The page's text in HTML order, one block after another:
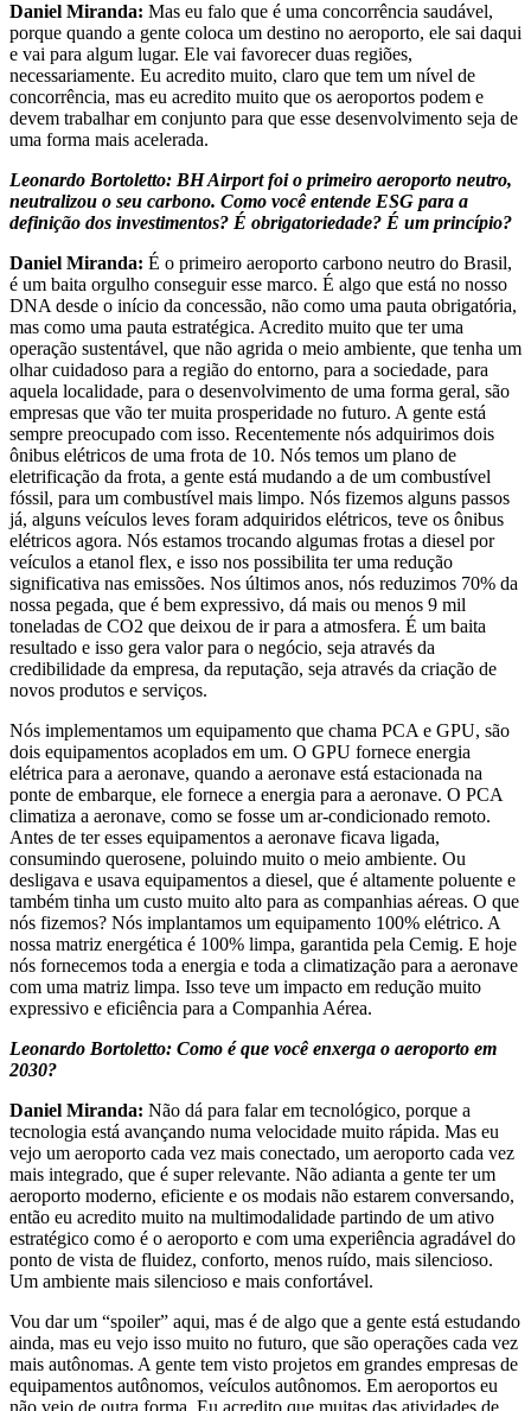
Daniel Miranda: Mas eu falo que é uma concorrência saudável,
porque quando a gente coloca um destino no aeroporto, ele sai daqui
e vai para algum lugar. Ele vai favorecer duas regiões,
necessariamente. Eu acredito muito, claro que tem um nível de
concorrência, mas eu acredito muito que os aeroportos podem e
devem trabalhar em conjunto para que esse desenvolvimento seja de
uma forma mais acelerada.
Leonardo Bortoletto: BH Airport foi o primeiro aeroporto neutro,
neutralizou o seu carbono. Como você entende ESG para a
definição dos investimentos? É obrigatoriedade? É um princípio?
Daniel Miranda: É o primeiro aeroporto carbono neutro do Brasil,
é um baita orgulho conseguir esse marco. É algo que está no nosso
DNA desde o início da concessão, não como uma pauta obrigatória,
mas como uma pauta estratégica. Acredito muito que ter uma
operação sustentável, que não agrida o meio ambiente, que tenha um
olhar cuidadoso para a região do entorno, para a sociedade, para
aquela localidade, para o desenvolvimento de uma forma geral, são
empresas que vão ter muita prosperidade no futuro. A gente está
sempre preocupado com isso. Recentemente nós adquirimos dois
ônibus elétricos de uma frota de 10. Nós temos um plano de
eletrificação da frota, a gente está mudando a de um combustível
fóssil, para um combustível mais limpo. Nós fizemos alguns passos
já, alguns veículos leves foram adquiridos elétricos, teve os ônibus
elétricos agora. Nós estamos trocando algumas frotas a diesel por
veículos a etanol flex, e isso nos possibilita ter uma redução
significativa nas emissões. Nos últimos anos, nós reduzimos 70% da
nossa pegada, que é bem expressivo, dá mais ou menos 9 mil
toneladas de CO2 que deixou de ir para a atmosfera. É um baita
resultado e isso gera valor para o negócio, seja através da
credibilidade da empresa, da reputação, seja através da criação de
novos produtos e serviços.
Nós implementamos um equipamento que chama PCA e GPU, são
dois equipamentos acoplados em um. O GPU fornece energia
elétrica para a aeronave, quando a aeronave está estacionada na
ponte de embarque, ele fornece a energia para a aeronave. O PCA
climatiza a aeronave, como se fosse um ar-condicionado remoto.
Antes de ter esses equipamentos a aeronave ficava ligada,
consumindo querosene, poluindo muito o meio ambiente. Ou
desligava e usava equipamentos a diesel, que é altamente poluente e
também tinha um custo muito alto para as companhias aéreas. O que
nós fizemos? Nós implantamos um equipamento 100% elétrico. A
nossa matriz energética é 100% limpa, garantida pela Cemig. E hoje
nós fornecemos toda a energia e toda a climatização para a aeronave
com uma matriz limpa. Isso teve um impacto em redução muito
expressivo e eficiência para a Companhia Aérea.
Leonardo Bortoletto: Como é que você enxerga o aeroporto em
2030?
Daniel Miranda: Não dá para falar em tecnológico, porque a
tecnologia está avançando numa velocidade muito rápida. Mas eu
vejo um aeroporto cada vez mais conectado, um aeroporto cada vez
mais integrado, que é super relevante. Não adianta a gente ter um
aeroporto moderno, eficiente e os modais não estarem conversando,
então eu acredito muito na multimodalidade partindo de um ativo
estratégico como é o aeroporto e com uma experiência agradável do
ponto de vista de fluidez, conforto, menos ruído, mais silencioso.
Um ambiente mais silencioso e mais confortável.
Vou dar um “spoiler” aqui, mas é de algo que a gente está estudando
ainda, mas eu vejo isso muito no futuro, que são operações cada vez
mais autônomas. A gente tem visto projetos em grandes empresas de
equipamentos autônomos, veículos autônomos. Em aeroportos eu